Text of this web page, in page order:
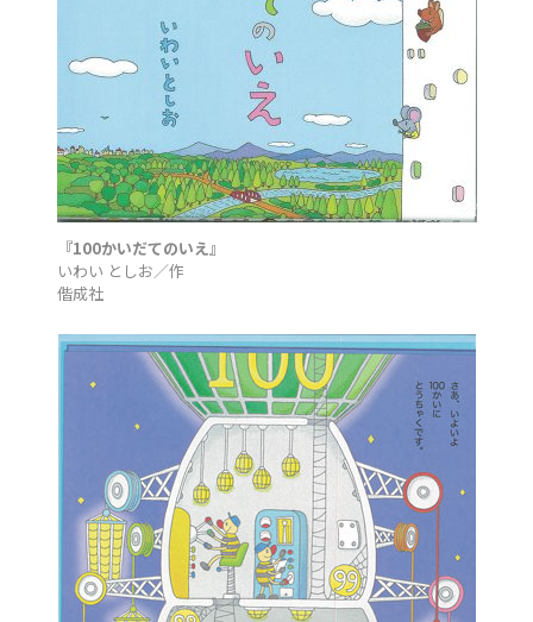
『100かいだてのいえ』
いわい としお／作
偕成社